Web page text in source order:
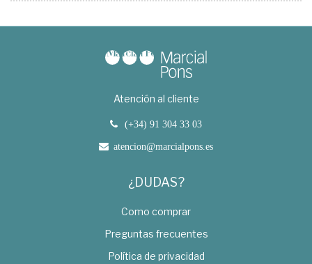
Atención al cliente
(+34) 91 304 33 03
atencion@marcialpons.es
¿DUDAS?
Como comprar
Preguntas frecuentes
Política de privacidad